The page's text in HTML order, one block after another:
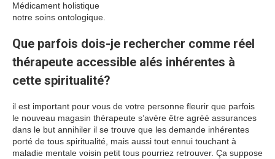
Médicament holistique
notre soins ontologique.
Que parfois dois-je rechercher comme réel
thérapeute accessible alés inhérentes à
cette spiritualité?
il est important pour vous de votre personne fleurir que parfois
le nouveau magasin thérapeute s’avère être agréé assurances
dans le but annihiler il se trouve que les demande inhérentes
porté de tous spiritualité, mais aussi tout ennui touchant à
maladie mentale voisin petit tous pourriez retrouver. Ça suppose